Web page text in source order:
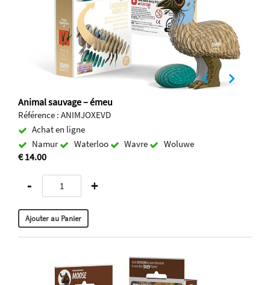
Animal sauvage – émeu
Référence : ANIMJOXEVD
Achat en ligne
Namur
Waterloo Wavre Woluwe
€ 14.00
- +